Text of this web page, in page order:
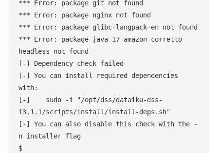
*** Error: package git not found
*** Error: package nginx not found
*** Error: package glibc-langpack-en not found
*** Error: package java-17-amazon-corretto-
headless not found
[-] Dependency check failed
[-] You can install required dependencies
with:
[-]    sudo -i "/opt/dss/dataiku-dss-
13.1.1/scripts/install/install-deps.sh"
[-] You can also disable this check with the -
n installer flag
$